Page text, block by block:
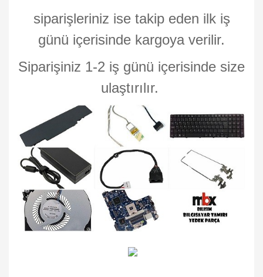
siparişleriniz ise takip eden ilk iş
günü içerisinde kargoya verilir.
Siparişiniz 1-2 iş günü içerisinde size
ulaştırılır.